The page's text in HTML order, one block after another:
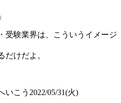
受験業界は、こういうイメージ
だけだよ。
いこう 2022/05/31(火)